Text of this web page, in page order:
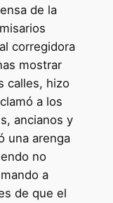
de la
corregidora
mostrar
calles, hizo
a los
ancianos y
una arenga
no
a
de que el